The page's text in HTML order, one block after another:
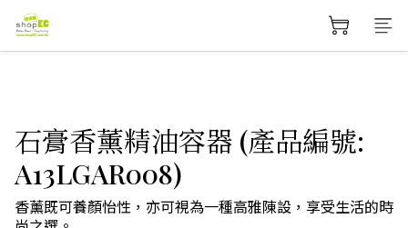
石膏香薰精油容器 (產品編號:
A13LGAR008)
香薰既可養顏怡性，亦可視為一種高雅陳設，享受生活的時